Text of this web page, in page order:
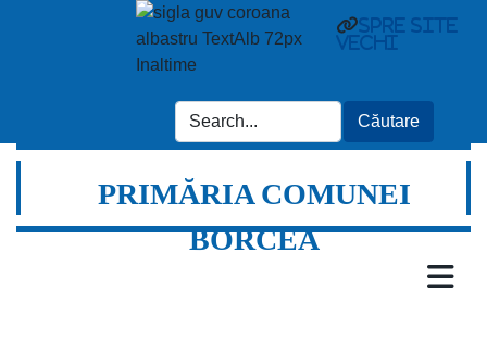
spre site
vechi
PRIMĂRIA COMUNEI
BORCEA